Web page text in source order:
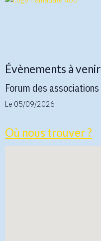
Évènements à venir
Forum des associations
Le 05/09/2026
Où nous trouver ?